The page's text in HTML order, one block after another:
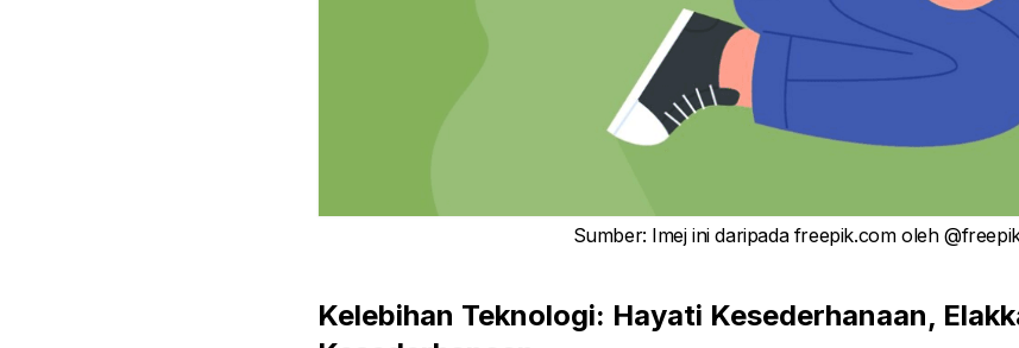
Sumber: Imej ini daripada freepik.com oleh
Kelebihan Teknologi: Hayati Kesederhanaan,